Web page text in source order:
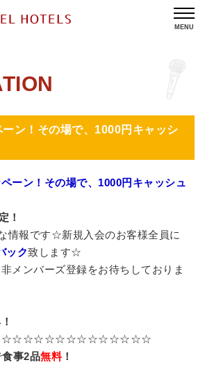
MENU
ン！その場で、1000円キャッシ
ーン！その場で、1000円キャッシュ
！
情報です☆新規入会のお客様全員に
ック致します☆
メンバーズ登録をお待ちしておりま
食事2品無料！